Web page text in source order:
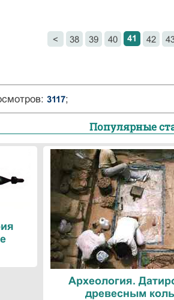
< 38 39 40 41 42
3117;
Популярные
Археология.
древесным